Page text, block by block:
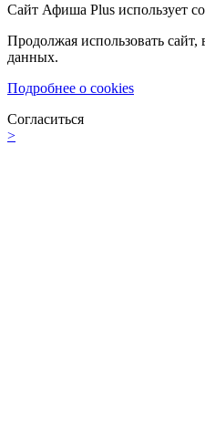
Сайт Афиша Plus использует
Продолжая использовать сайт,
данных.
Подробнее о cookies
Согласиться
>